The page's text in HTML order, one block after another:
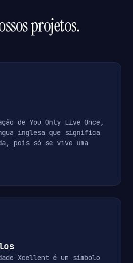
projetos.
de You Only Live Once,
inglesa que significa
pois só se vive uma
Xcellent é um símbolo